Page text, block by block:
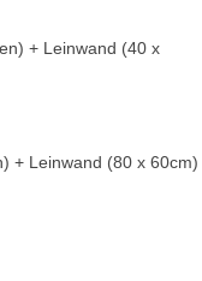
+ Leinwand (40 x
+ Leinwand (80 x 60cm)